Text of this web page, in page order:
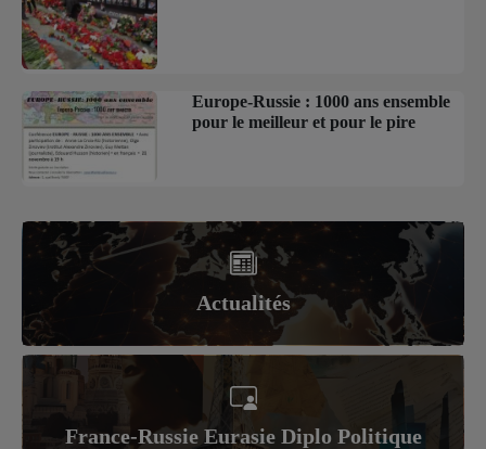
Europe-Russie : 1000 ans ensemble
pour le meilleur et pour le pire
Actualités
France-Russie Eurasie Diplo Politique